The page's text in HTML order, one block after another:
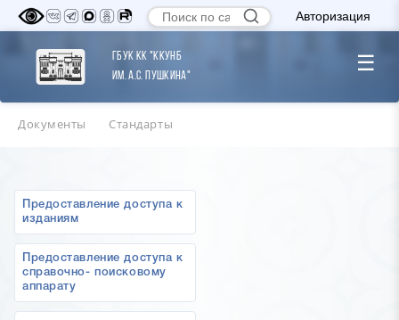
Авторизация
ГБУК КК "ККУНБ
им. А.С. Пушкина"
☰
Документы Стандарты
Предоставление доступа к
изданиям
Предоставление доступа к
справочно- поисковому
аппарату